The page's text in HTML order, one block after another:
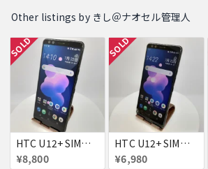
Other listings by きし＠ナオセル管理人
SOLD
HTC U12+ SIMフリー 354395090093622
¥8,800
SOLD
HTC U12+ SIMフリー 354395090091634
¥6,980